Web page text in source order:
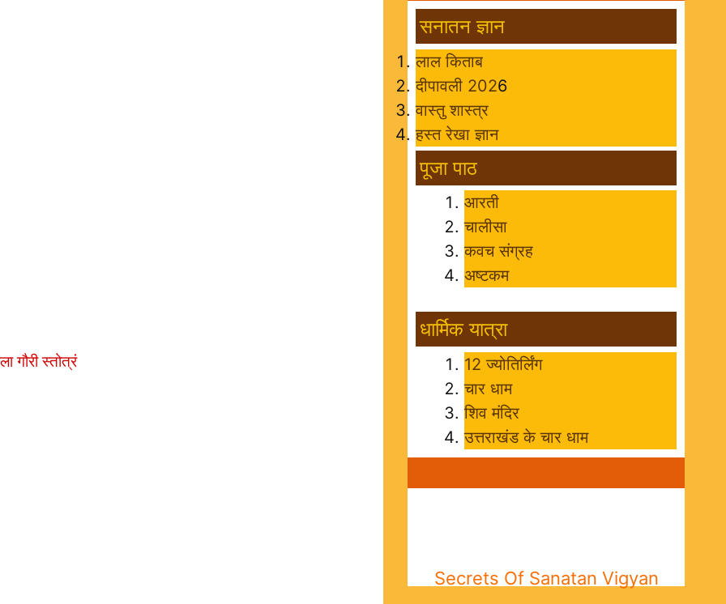
गौरी स्तोत्रं
सनातन ज्ञान
लाल किताब
दीपावली 2026
वास्तु शास्त्र
हस्त रेखा ज्ञान
पूजा पाठ
आरती
चालीसा
कवच संग्रह
अष्टकम
धार्मिक यात्रा
12 ज्योतिर्लिंग
चार धाम
शिव मंदिर
उत्तराखंड के चार धाम
Secrets Of Sanatan Vigyan